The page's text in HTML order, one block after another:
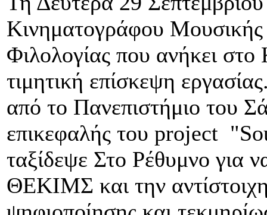
Κινηματογράφου
Φιλολογίας που ανήκει
τιμητική επίσκεψη
από το Πανεπιστήμιο του
επικεφαλής του project
ταξίδεψε Στο Ρέθυμνο για
ΘΕΚΙΜΣ και την